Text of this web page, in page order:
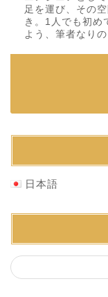
足を運び、その
き。1人でも初め
よう、筆者なり
日本語